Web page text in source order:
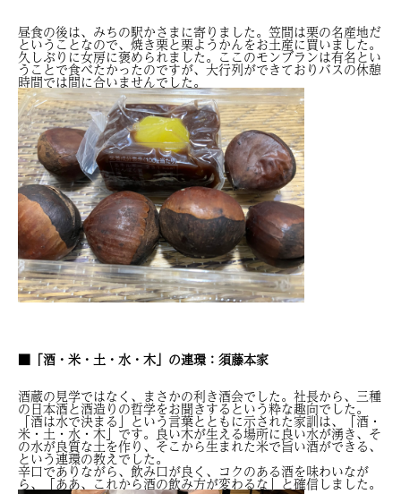
昼食の後は、みちの駅かさまに寄りました。笠間は栗の名産地だ
ということなので、焼き栗と栗ようかんをお土産に買いました。
久しぶりに女房に褒められました。ここのモンブランは有名とい
うことで食べたかったのですが、大行列ができておりバスの休憩
時間では間に合いませんでした。
■「酒・米・土・水・木」の連環：須藤本家
酒蔵の見学ではなく、まさかの利き酒会でした。社長から、三種
の日本酒と酒造りの哲学をお聞きするという粋な趣向でした。
「酒は水で決まる」という言葉とともに示された家訓は、「酒・
米・土・水・木」です。良い木が生える場所に良い水が湧き、そ
の水が良質な土を作り、そこから生まれた米で旨い酒ができる、
という連環の教えでした。
辛口でありながら、飲み口が良く、コクのある酒を味わいなが
ら、「ああ、これから酒の飲み方が変わるな」と確信しました。